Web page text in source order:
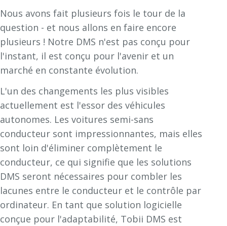
Nous avons fait plusieurs fois le tour de la
question - et nous allons en faire encore
plusieurs ! Notre DMS n'est pas conçu pour
l'instant, il est conçu pour l'avenir et un
marché en constante évolution.
L'un des changements les plus visibles
actuellement est l'essor des véhicules
autonomes. Les voitures semi-sans
conducteur sont impressionnantes, mais elles
sont loin d'éliminer complètement le
conducteur, ce qui signifie que les solutions
DMS seront nécessaires pour combler les
lacunes entre le conducteur et le contrôle par
ordinateur. En tant que solution logicielle
conçue pour l'adaptabilité, Tobii DMS est